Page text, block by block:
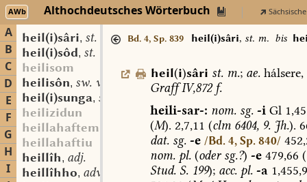
AWb Althochdeutsches Wörterbuch
A
B
C
D
E
F
G
H
I
heil(i)sâri, st. m.
heil(i)sôd, st. m.
heilisom
heilisôn, sw. v.
heil(i)sunga, st. f.
heilizidun
heillahaftem
heillahaftiu
heillîh, adj.
heillîhho, adv.
Bd. 4, Sp. 839 heil(i)sâri, st. m. bis
heil(i)sâri st. m.; ae. hálsere,
GraffIV,872f.
heili-sar-: nom.sg. -iGl
(M). 2,7,11 (clm6404,9.Jh.).
dat.sg. -e /Bd. 4, Sp. 840/
nom.pl.(odersg.?) -e479,66 (
Stud.S.199); acc.pl. -a1,455,9